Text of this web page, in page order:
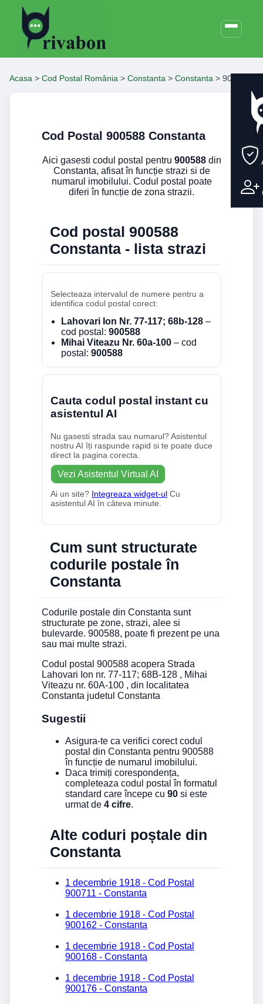
Acasa > Cod Postal România > Constanta > Constanta > 900588
Cod Postal 900588 Constanta
Aici gasesti codul postal pentru 900588din
Constanta, afisat în funcție strazi si de
numarul imobilului. Codul postal poate
diferi în funcție de zona strazii.
Cod postal 900588
Constanta - lista strazi
Selecteaza intervalul de numere pentru a
identifica codul postal corect:
Lahovari Ion Nr. 77-117; 68b-128 –
cod postal: 900588
Mihai Viteazu Nr. 60a-100 – cod
postal: 900588
Cauta codul postal instant cu
asistentul AI
Nu gasesti strada sau numarul? Asistentul
nostru AI îți raspunde rapid si te poate duce
direct la pagina corecta.
Vezi Asistentul Virtual AI
Ai un site? Integreaza widget-ul Cu
asistentul AI în câteva minute.
Cum sunt structurate
codurile postale în
Constanta
Codurile postale din Constanta sunt
structurate pe zone, strazi, alee si
bulevarde. 900588, poate fi prezent pe una
sau mai multe strazi.
Codul postal 900588 acopera Strada
Lahovari Ion nr. 77-117; 68B-128 , Mihai
Viteazu nr. 60A-100 , din localitatea
Constanta judetul Constanta
Sugestii
Asigura-te ca verifici corect codul
postal din Constanta pentru 900588
în funcție de numarul imobilului.
Daca trimiți corespondența,
completeaza codul postal în formatul
standard care începe cu 90 si este
urmat de 4 cifre.
Alte coduri poștale din
Constanta
1 decembrie 1918 - Cod Postal
900711 - Constanta
1 decembrie 1918 - Cod Postal
900162 - Constanta
1 decembrie 1918 - Cod Postal
900168 - Constanta
1 decembrie 1918 - Cod Postal
900176 - Constanta